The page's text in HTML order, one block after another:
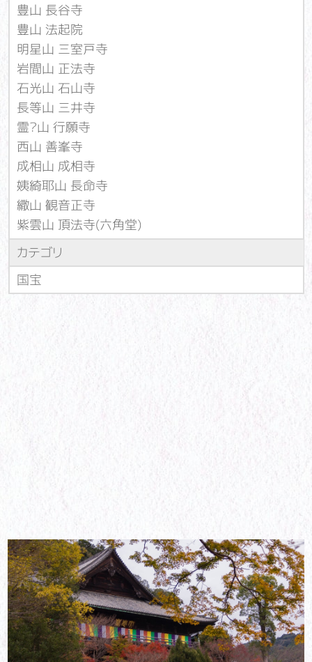
豊山 長谷寺
豊山 法起院
明星山 三室戸寺
岩間山 正法寺
石光山 石山寺
長等山 三井寺
霊?山 行願寺
西山 善峯寺
成相山 成相寺
姨綺耶山 長命寺
繖山 観音正寺
紫雲山 頂法寺(六角堂)
カテゴリ
国宝